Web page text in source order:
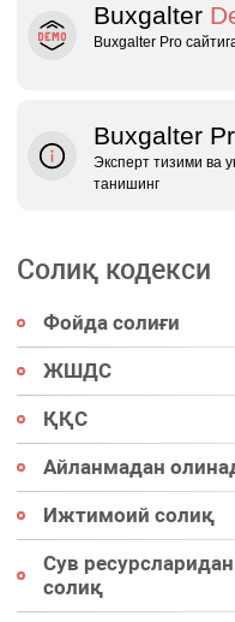
Buxgalter
Buxgalter Pro
Buxgalter
Эксперт тизими ва
танишинг
Солиқ кодекси
Фойда солиғи
ЖШДС
ҚҚС
Айланмадан
Ижтимоий солиқ
Сув
солиқ